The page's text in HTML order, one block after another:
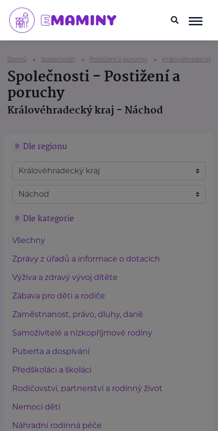
Domů Společnosti Postižení a poruchy Královéhradecký
Společnosti - Postižení a
poruchy
Královéhradecký kraj - Náchod
Dle regionu
Dle kategorie
Všechny
Zprávy z úřadů a informace o dotacích
Výživa a zdravý vývoj dítěte
Zábava pro děti a rodiče
Zaměstnanost, právo, dluhy, daně
Samoživitelé a nízkopříjmové rodiny
Puberta a dospívání
Předškoláci a školáci
Rodičovství, partnerství a rodinný život
Nemoci dětí
Náhradní rodinná péče